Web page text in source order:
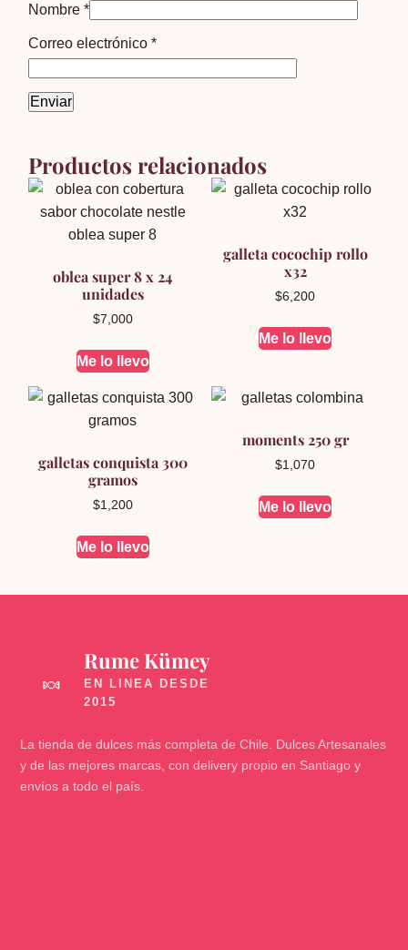
Nombre*
Correo electrónico*
Productos relacionados
oblea super 8 x 24
unidades
$7,000
Me lo llevo
galleta cocochip rollo
x32
$6,200
Me lo llevo
galletas conquista 300
gramos
$1,200
Me lo llevo
moments 250 gr
$1,070
Me lo llevo
🍬
Rume Kümey
La tienda de dulces más completa de Chile. Dulces Artesanales
y de las mejores marcas, con delivery propio en Santiago y
envíos a todo el país.